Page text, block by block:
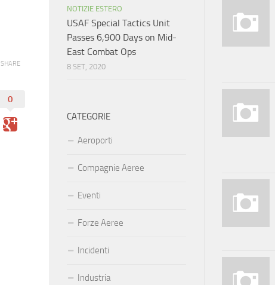
SHARE
0
NOTIZIE ESTERO
USAF Special Tactics Unit
Passes 6,900 Days on Mid-
East Combat Ops
8 SET, 2020
CATEGORIE
Aeroporti
Compagnie Aeree
Eventi
Forze Aeree
Incidenti
Industria